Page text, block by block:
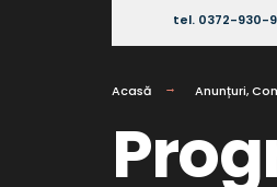
tel. 0372-930-
Acasă Anunțuri,